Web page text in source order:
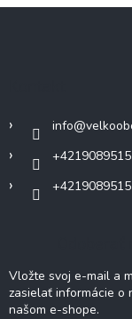
info@
Vložte svoj e-mail a
zasielať informácie o
našom e-shope.